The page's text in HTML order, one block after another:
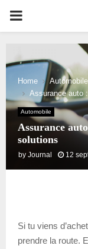
PRIMARY
Home
Automobile
Assurance auto
Automobile
Assurance
solutions
by Journal 12
Si tu viens
prendre la route.